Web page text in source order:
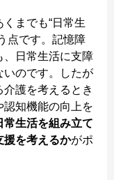
までも“日常生
点です。記憶障
、日常生活に支障
いのです。したが
護を考えるとき
認知機能の向上を
常生活を組み立て
援を考えるかがポ